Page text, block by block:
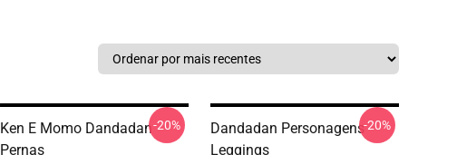
Ken E Momo Dandadan
Pernas
-20%
Dandadan Personagens
Leggings
-20%